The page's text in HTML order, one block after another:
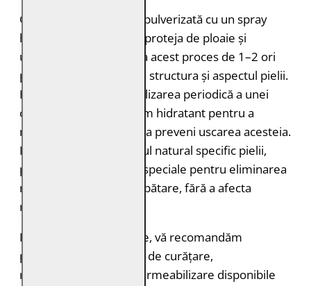
Geaca de piele trebuie pulverizată cu un spray
hidroizolant pentru a o proteja de ploaie și
umiditate. Puteți repeta acest proces de 1–2 ori
pe an pentru a menține structura și aspectul pielii.
Este recomandată și utilizarea periodică a unei
creme sau a unui balsam hidratant pentru a
menține pielea suplă și a preveni uscarea acesteia.
Dacă nu vă place mirosul natural specific pielii,
puteți folosi sprayurile speciale pentru eliminarea
mirosurilor și reîmprospătare, fără a afecta
materialul.
Pentru rezultate optime, vă recomandăm
produsele profesionale de curățare,
reîmprospătare și impermeabilizare disponibile